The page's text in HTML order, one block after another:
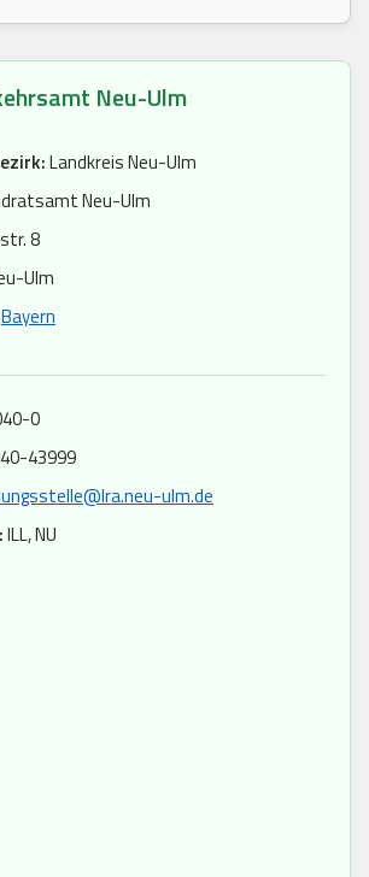
Neu-Ulm
Landkreis Neu-Ulm
Neu-Ulm
8
Ulm
Bayern
0
43999
ulm.de
ILL, NU